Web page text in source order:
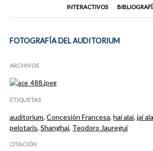
INTERACTIVOS
FOTOGRAFÍA DEL AUDITORIUM
ARCHIVOS
ETIQUETAS
auditorium,Concesión Francesa,hai alai,jai
pelotaris,Shanghai, Teodoro Jauregui
CITACIÓN